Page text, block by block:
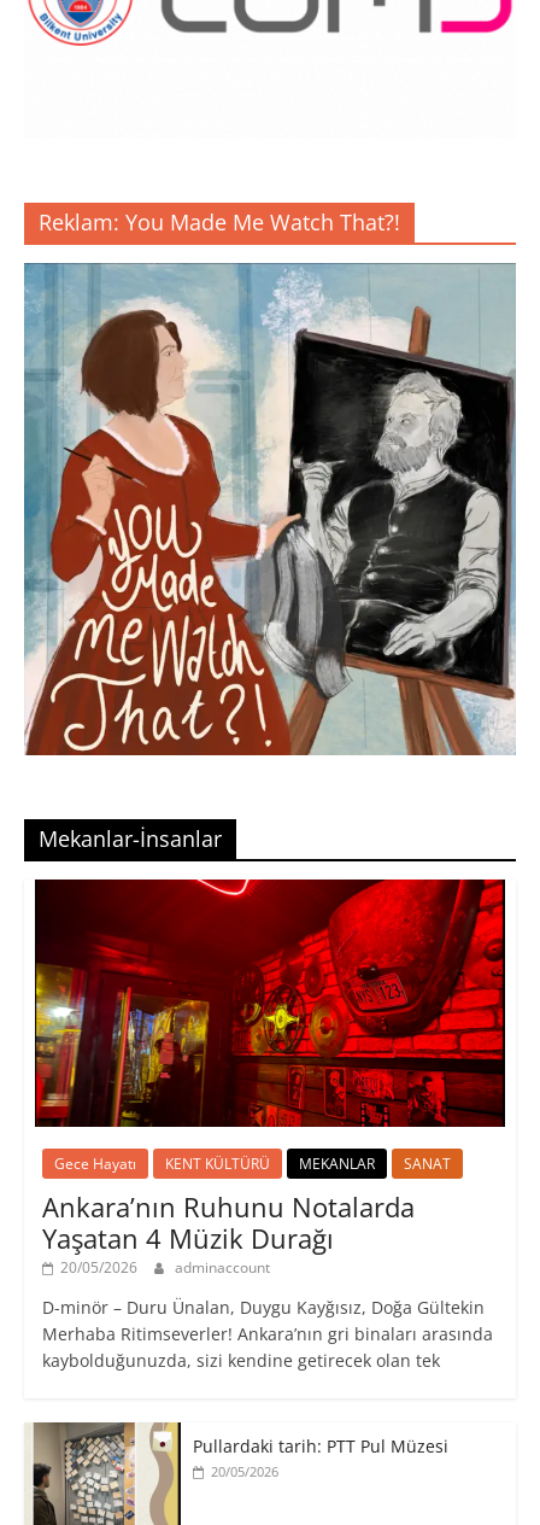
Reklam: You Made Me Watch That?!
Mekanlar-İnsanlar
Gece Hayatı KENT KÜLTÜRÜ MEKANLAR SANAT
Ankara’nın Ruhunu Notalarda
Yaşatan 4 Müzik Durağı
20/05/2026 adminaccount
D-minör – Duru Ünalan, Duygu Kayğısız, Doğa Gültekin
Merhaba Ritimseverler! Ankara’nın gri binaları arasında
kaybolduğunuzda, sizi kendine getirecek olan tek
Pullardaki tarih: PTT Pul Müzesi
20/05/2026